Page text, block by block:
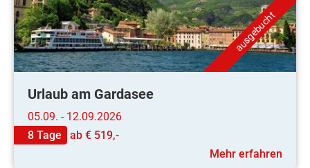
ausgebucht
Urlaub am Gardasee
05.09. - 12.09.2026
8 Tage
ab € 519,-
Mehr erfahren